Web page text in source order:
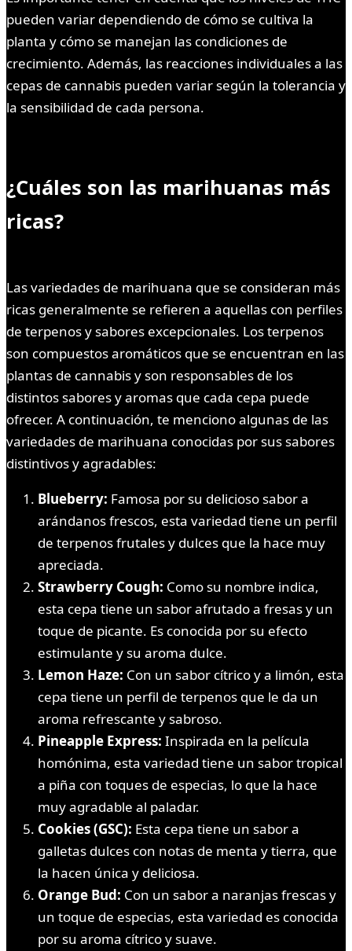
pueden variar dependiendo de cómo se cultiva la
planta y cómo se manejan las condiciones de
crecimiento. Además, las reacciones individuales a las
cepas de cannabis pueden variar según la tolerancia y
la sensibilidad de cada persona.
¿Cuáles son las marihuanas más
ricas?
Las variedades de marihuana que se consideran más
ricas generalmente se refieren a aquellas con perfiles
de terpenos y sabores excepcionales. Los terpenos
son compuestos aromáticos que se encuentran en las
plantas de cannabis y son responsables de los
distintos sabores y aromas que cada cepa puede
ofrecer. A continuación, te menciono algunas de las
variedades de marihuana conocidas por sus sabores
distintivos y agradables:
Blueberry: Famosa por su delicioso sabor a
arándanos frescos, esta variedad tiene un perfil
de terpenos frutales y dulces que la hace muy
apreciada.
Strawberry Cough: Como su nombre indica,
esta cepa tiene un sabor afrutado a fresas y un
toque de picante. Es conocida por su efecto
estimulante y su aroma dulce.
Lemon Haze: Con un sabor cítrico y a limón, esta
cepa tiene un perfil de terpenos que le da un
aroma refrescante y sabroso.
Pineapple Express: Inspirada en la película
homónima, esta variedad tiene un sabor tropical
a piña con toques de especias, lo que la hace
muy agradable al paladar.
Cookies (GSC): Esta cepa tiene un sabor a
galletas dulces con notas de menta y tierra, que
la hacen única y deliciosa.
Orange Bud: Con un sabor a naranjas frescas y
un toque de especias, esta variedad es conocida
por su aroma cítrico y suave.